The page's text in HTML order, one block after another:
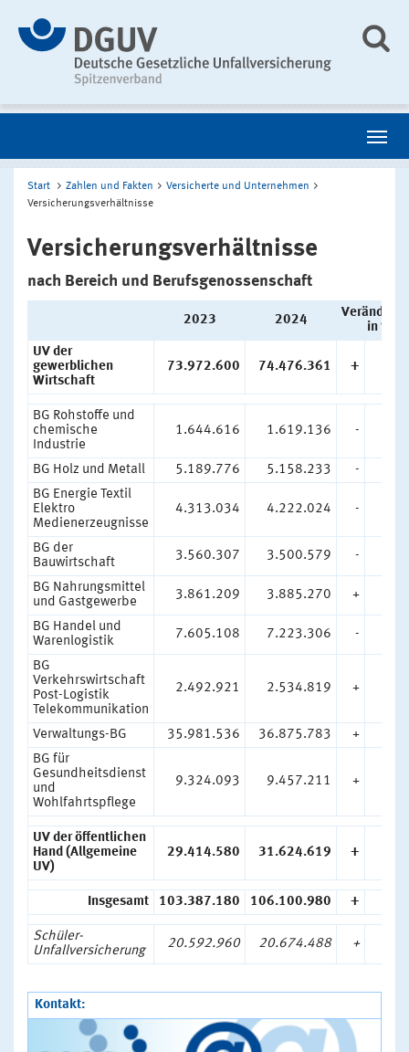
Start Zahlen und Fakten
Versicherte und Unternehmen
Versicherungsverhältnisse
Versicherungsverhältnisse
nach Bereich und Berufsgenossenschaft
2023 2024
in %
UV der
gewerblichen
Wirtschaft
73.972.600 74.476.361 +
BG Rohstoffe und
chemische
Industrie
1.644.616 1.619.136 -
BG Holz und Metall 5.189.776 5.158.233 -
BG Energie Textil
Elektro
Medienerzeugnisse
4.313.034 4.222.024 -
BG der
Bauwirtschaft
3.560.307 3.500.579 -
BG Nahrungsmittel
und Gastgewerbe
3.861.209 3.885.270 +
BG Handel und
Warenlogistik
7.605.108 7.223.306 -
BG
Verkehrswirtschaft
Post-Logistik
Telekommunikation
2.492.921 2.534.819 +
Verwaltungs-BG 35.981.536 36.875.783 +
BG für
Gesundheitsdienst
und
Wohlfahrtspflege
9.324.093 9.457.211 +
UV der öffentlichen
Hand (Allgemeine
UV)
29.414.580 31.624.619 +
Insgesamt 103.387.180 106.100.980 +
Schüler-
Unfallversicherung
20.592.960 20.674.488 +
Kontakt: